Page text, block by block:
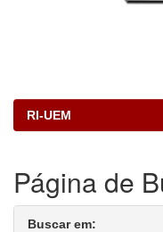
RI-UEM
Página de
Buscar em: